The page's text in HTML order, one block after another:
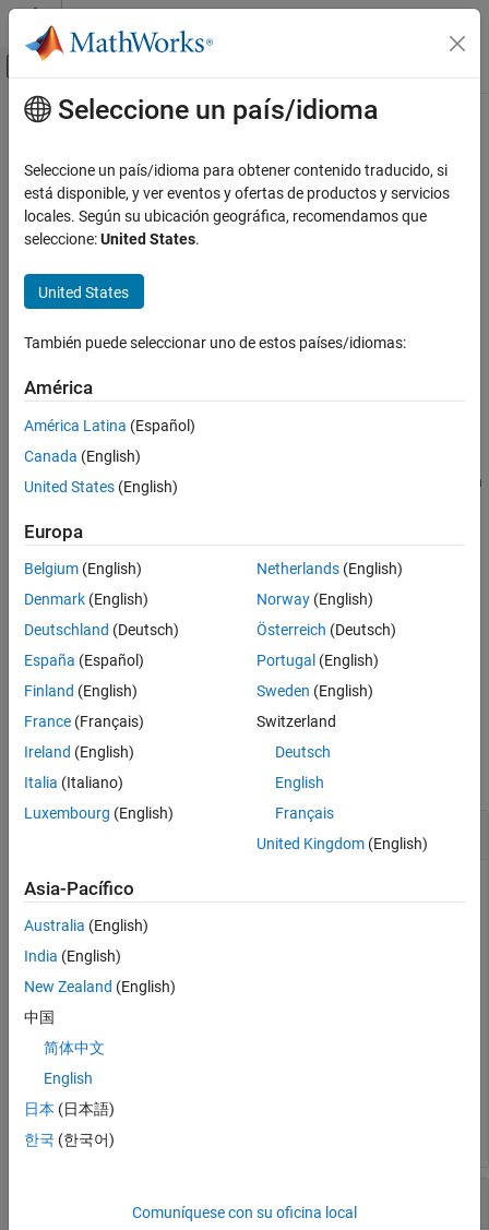
Saltar al contenido
Mostrar/ocultar menú de navegación
Inicio de Documentación
Matemáticas elementales
Números complejos
MATLAB
Matemáticas
Matemáticas elementales
Sintaxis
Descripción
Argumentos de entrada
Argumentos de salida
Consejos
Capacidades ampliadas
Consulte también
Contenido principal
i
Unidad imaginaria
contraer todo en la página
1i
z = x + 1i*y
Puede utilizari
puede utilizar el carácter
como unidad imaginaria. Para crear un
= + idevuelve una constante numérica compleja,z.
ejemplo
+ 1i* devuelve un arreglo complejo,
ejemplo
Ejemplos
contraer todo
Escalar complejo
Cree un escalar complejo y utilice el carácter,
compleja.
z =
Seleccione un país/idioma
Seleccione un país/idioma para obtener contenido traducido, si
está disponible, y ver eventos y ofertas de productos y servicios
locales. Según su ubicación geográfica, recomendamos que
seleccione:United States.
United States
También puede seleccionar uno de estos países/idiomas:
América
América Latina (Español)
Canada (English)
United States (English)
Europa
Belgium (English)
Denmark (English)
Deutschland (Deutsch)
España (Español)
Finland (English)
France (Français)
Ireland (English)
Italia (Italiano)
Luxembourg (English)
Netherlands(English)
Norway(English)
Österreich (Deutsch)
Portugal (English)
Sweden (English)
Switzerland
Deutsch
English
Français
United Kingdom(English)
Asia-Pacífico
Australia (English)
India (English)
New Zealand (English)
中国
简体中文
English
日本 (日本語)
한국 (한국어)
Comuníquese con su oficina local